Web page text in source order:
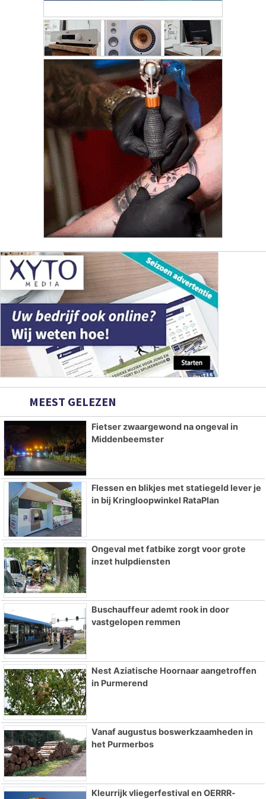
MEEST GELEZEN
Fietser zwaargewond na ongeval in
Middenbeemster
Flessen en blikjes met statiegeld lever je
in bij Kringloopwinkel RataPlan
Ongeval met fatbike zorgt voor grote
inzet hulpdiensten
Buschauffeur ademt rook in door
vastgelopen remmen
Nest Aziatische Hoornaar aangetroffen
in Purmerend
Vanaf augustus boswerkzaamheden in
het Purmerbos
Kleurrijk vliegerfestival en OERRR-